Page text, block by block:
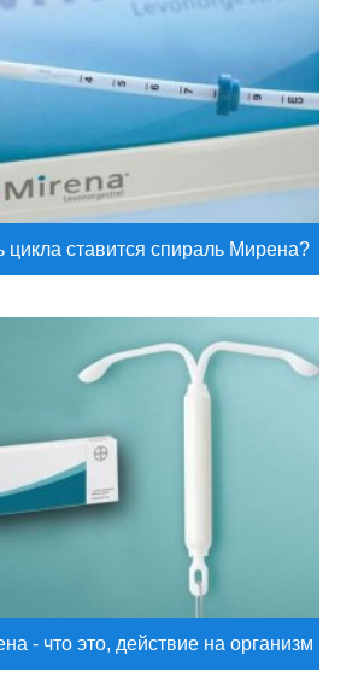
цикла ставится спираль Мирена?
- что это, действие на организм